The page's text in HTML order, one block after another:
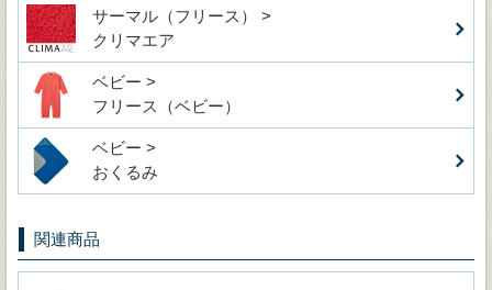
サーマル（フリース） >
クリマエア
ベビー >
フリース（ベビー）
ベビー >
おくるみ
関連商品